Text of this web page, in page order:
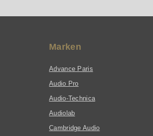
Marken
Advance Paris
Audio Pro
Audio-Technica
Audiolab
Cambridge Audio